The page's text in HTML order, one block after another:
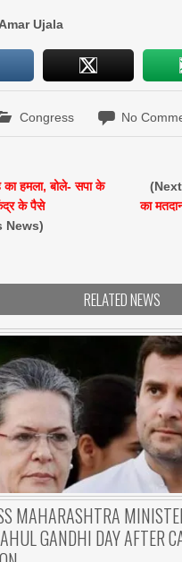
Ujala
Congress No
का हमला, बोले- सपा के
के पैसे
News)
का
RELATED NEWS
MAHARASHTRA
GANDHI DAY AFTER